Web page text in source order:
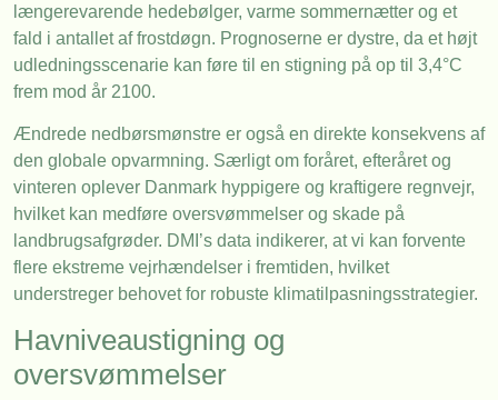
længerevarende hedebølger, varme sommernætter og et
fald i antallet af frostdøgn. Prognoserne er dystre, da et højt
udledningsscenarie kan føre til en stigning på op til 3,4°C
frem mod år 2100.
Ændrede nedbørsmønstre er også en direkte konsekvens af
den globale opvarmning. Særligt om foråret, efteråret og
vinteren oplever Danmark hyppigere og kraftigere regnvejr,
hvilket kan medføre oversvømmelser og skade på
landbrugsafgrøder. DMI’s data indikerer, at vi kan forvente
flere ekstreme vejrhændelser i fremtiden, hvilket
understreger behovet for robuste klimatilpasningsstrategier.
Havniveaustigning og
oversvømmelser